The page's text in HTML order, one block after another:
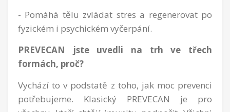
- Pomáhá tělu zvládat stres a regenerovat po
fyzickém i psychickém vyčerpání.
PREVECAN jste uvedli na trh ve třech
formách, proč?
Vychází to v podstatě z toho, jak moc prevenci
potřebujeme. Klasický PREVECAN je pro